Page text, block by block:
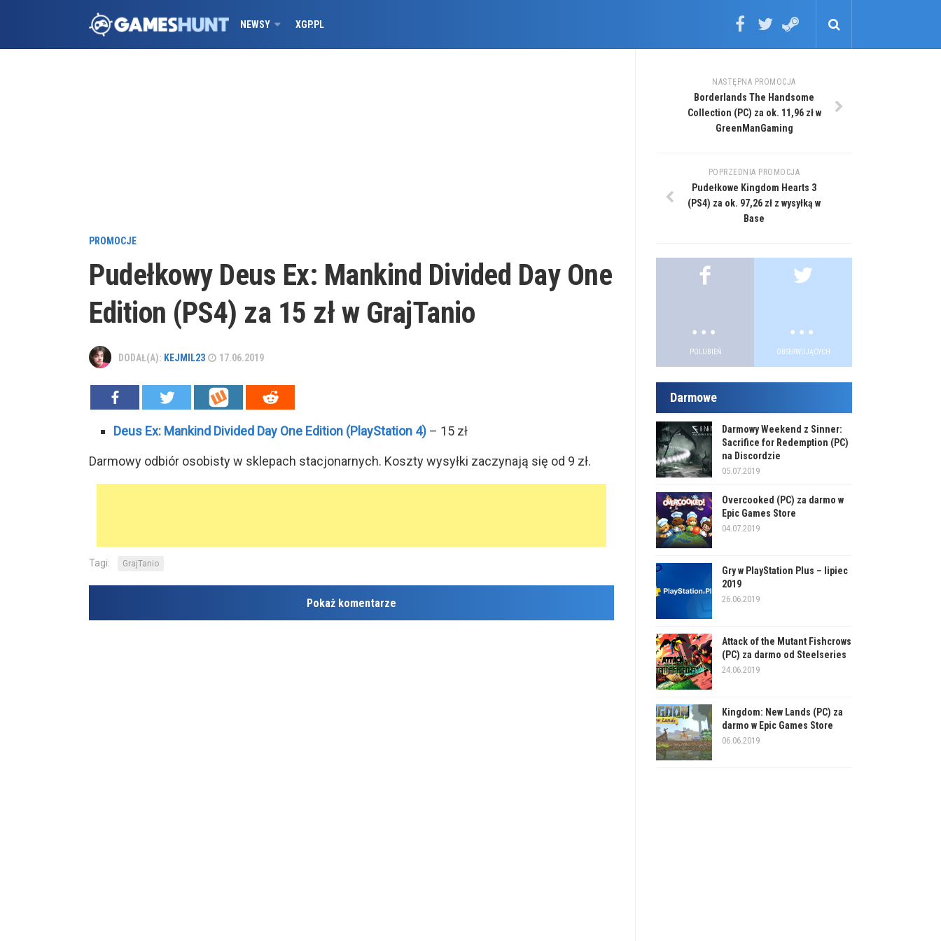
NEWSY XGP.PL
PROMOCJE
Pudełkowy Deus Ex: Mankind Divided Day One
Edition (PS4) za 15 zł w GrajTanio
DODAŁ(A): KEJMIL23 17.06.2019
Deus Ex: Mankind Divided Day One Edition (PlayStation 4) – 15 zł
Darmowy odbiór osobisty w sklepach stacjonarnych. Koszty wysyłki zaczynają się od 9 zł.
Tagi: GrajTanio
Pokaż komentarze
NASTĘPNA PROMOCJA
Borderlands The Handsome
Collection (PC) za ok. 11,96 zł w
GreenManGaming
POPRZEDNIA PROMOCJA
Pudełkowe Kingdom Hearts 3
(PS4) za ok. 97,26 zł z wysyłką w
Base
..
POLUBIEŃ
..
OBSERWUJĄCYCH
Darmowe
Darmowy Weekend z Sinner:
Sacrifice for Redemption (PC)
na Discordzie
05.07.2019
Overcooked (PC) za darmo w
Epic Games Store
04.07.2019
Gry w PlayStation Plus – lipiec
2019
26.06.2019
Attack of the Mutant Fishcrows
(PC) za darmo od Steelseries
24.06.2019
Kingdom: New Lands (PC) za
darmo w Epic Games Store
06.06.2019